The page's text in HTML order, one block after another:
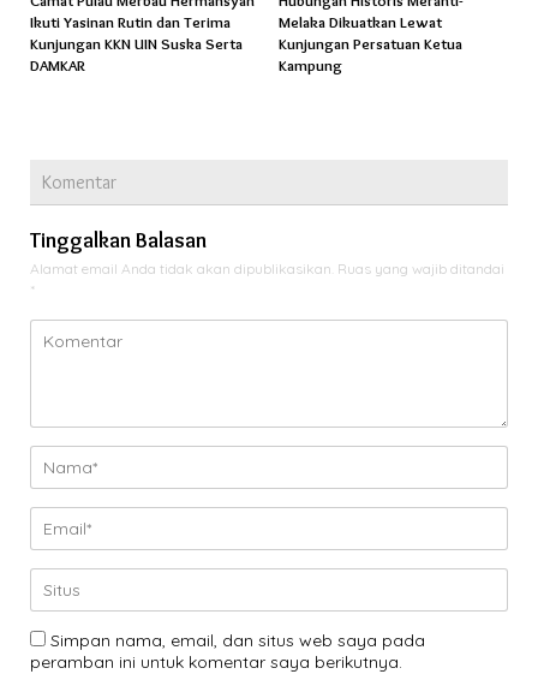
Ikuti Yasinan Rutin dan Terima
Kunjungan KKN UIN Suska Serta
DAMKAR
Melaka Dikuatkan Lewat
Kunjungan Persatuan Ketua
Kampung
Komentar
Tinggalkan Balasan
Alamat email Anda tidak akan dipublikasikan. Ruas yang wajib ditandai
*
Simpan nama, email, dan situs web saya pada
peramban ini untuk komentar saya berikutnya.